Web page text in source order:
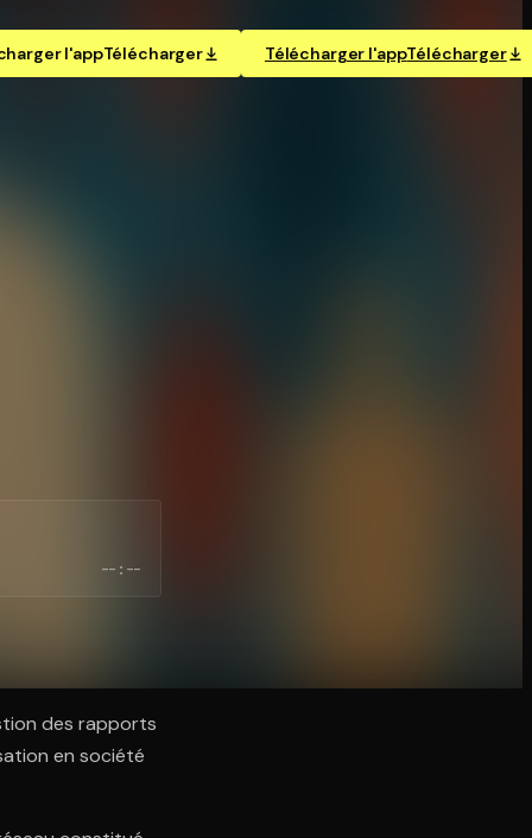
l'appTélécharger Télécharger l'appTélécharger
--:--
des rapports
en société